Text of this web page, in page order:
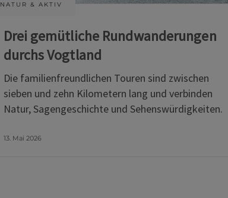
NATUR & AKTIV
Drei gemütliche Rundwanderungen
durchs Vogtland
Die familienfreundlichen Touren sind zwischen
sieben und zehn Kilometern lang und verbinden
Natur, Sagengeschichte und Sehenswürdigkeiten.
13. Mai 2026